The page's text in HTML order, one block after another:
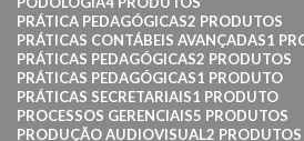
PRÁTICA PEDAGÓGICAS2 PRODUTOS
PRÁTICAS CONTÁBEIS AVANÇADAS1
PRÁTICAS PEDAGÓGICAS2 PRODUTOS
PRÁTICAS PEDAGÓGICAS1 PRODUTO
PRÁTICAS SECRETARIAIS1 PRODUTO
PROCESSOS GERENCIAIS5 PRODUTOS
PRODUÇÃO AUDIOVISUAL2 PRODUTOS